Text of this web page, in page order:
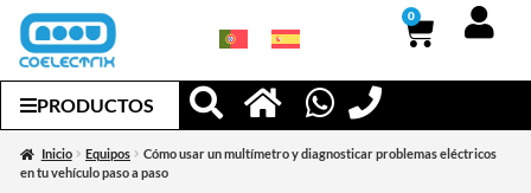
0
PRODUCTOS
Inicio Equipos
Cómo usar un multímetro y diagnosticar problemas eléctricos
en tu vehículo paso a paso